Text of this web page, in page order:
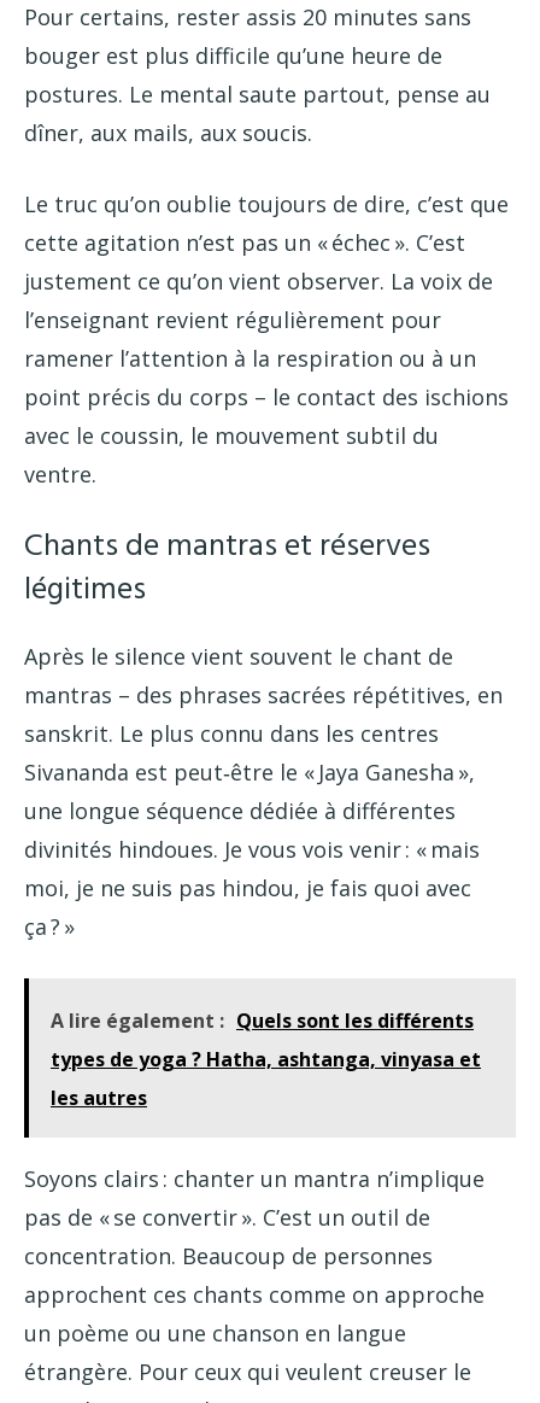
Pour certains, rester assis 20 minutes sans
bouger est plus difficile qu’une heure de
postures. Le mental saute partout, pense au
dîner, aux mails, aux soucis.
Le truc qu’on oublie toujours de dire, c’est que
cette agitation n’est pas un « échec ». C’est
justement ce qu’on vient observer. La voix de
l’enseignant revient régulièrement pour
ramener l’attention à la respiration ou à un
point précis du corps – le contact des ischions
avec le coussin, le mouvement subtil du
ventre.
Chants de mantras et réserves
légitimes
Après le silence vient souvent le chant de
mantras – des phrases sacrées répétitives, en
sanskrit. Le plus connu dans les centres
Sivananda est peut‑être le « Jaya Ganesha »,
une longue séquence dédiée à différentes
divinités hindoues. Je vous vois venir : « mais
moi, je ne suis pas hindou, je fais quoi avec
ça ? »
A lire également : Quels sont les différents
types de yoga ? Hatha, ashtanga, vinyasa et
les autres
Soyons clairs : chanter un mantra n’implique
pas de « se convertir ». C’est un outil de
concentration. Beaucoup de personnes
approchent ces chants comme on approche
un poème ou une chanson en langue
étrangère. Pour ceux qui veulent creuser le